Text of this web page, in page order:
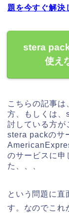
題を今すぐ解決
stera
使え
こちらの記事
方、もしくは
討している方が
stera packのサ
のサービスに申
た、、、
という問題に直
す。なのでこれ